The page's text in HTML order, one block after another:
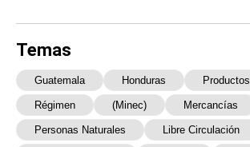
Temas
Guatemala Honduras Productos
Régimen (Minec) Mercancías
Personas Naturales Libre Circulación